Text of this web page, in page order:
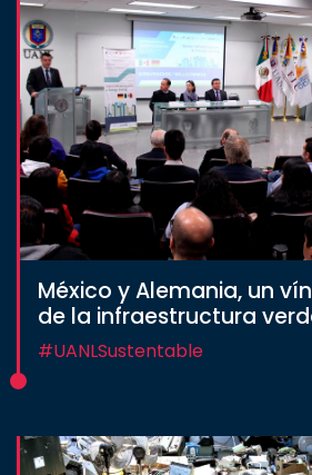
México y Alemania, un
de la infraestructura
#UANLSustentable